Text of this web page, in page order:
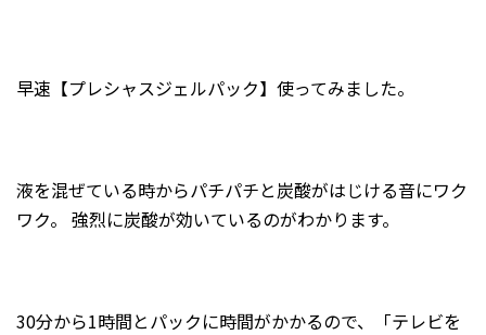
早速【プレシャスジェルパック】使ってみました。
液を混ぜている時からパチパチと炭酸がはじける音にワク
ワク。 強烈に炭酸が効いているのがわかります。
30分から1時間とパックに時間がかかるので、「テレビを